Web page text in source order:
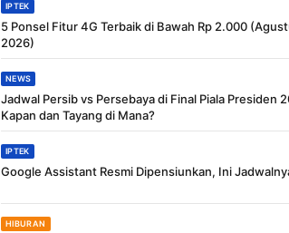
IPTEK
5 Ponsel Fitur 4G Terbaik di Bawah Rp 2.000
2026)
NEWS
Jadwal Persib vs Persebaya di Final Piala Presiden
Kapan dan Tayang di Mana?
IPTEK
Google Assistant Resmi Dipensiunkan, Ini
HIBURAN